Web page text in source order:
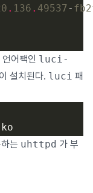
. 136 . 49537-
어팩인 luci-
설치된다. luci 패
는 uhttpd 가 부